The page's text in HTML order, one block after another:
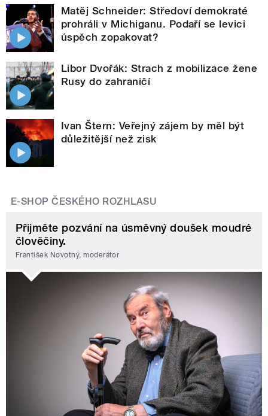
Matěj Schneider: Středoví demokraté
prohráli v Michiganu. Podaří se levici
úspěch zopakovat?
Libor Dvořák: Strach z mobilizace žene
Rusy do zahraničí
Ivan Štern: Veřejný zájem by měl být
důležitější než zisk
E-SHOP ČESKÉHO ROZHLASU
Přijměte pozvání na úsměvný doušek moudré
člověčiny.
František Novotný, moderátor